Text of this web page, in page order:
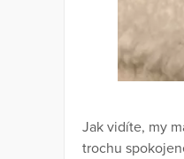
Jak vidíte, my
trochu